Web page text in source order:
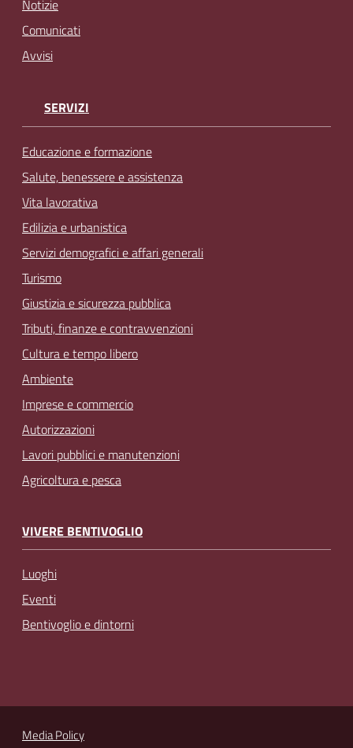
Notizie
Comunicati
Avvisi
SERVIZI
Educazione e formazione
Salute, benessere e assistenza
Vita lavorativa
Edilizia e urbanistica
Servizi demografici e affari generali
Turismo
Giustizia e sicurezza pubblica
Tributi, finanze e contravvenzioni
Cultura e tempo libero
Ambiente
Imprese e commercio
Autorizzazioni
Lavori pubblici e manutenzioni
Agricoltura e pesca
VIVERE BENTIVOGLIO
Luoghi
Eventi
Bentivoglio e dintorni
Media Policy